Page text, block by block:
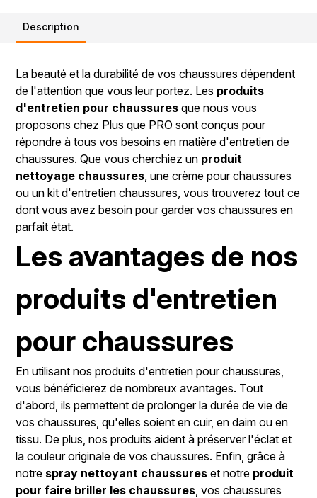
Description
La beauté et la durabilité de vos chaussures dépendent
de l'attention que vous leur portez. Les produits
d'entretien pour chaussures que nous vous
proposons chez Plus que PRO sont conçus pour
répondre à tous vos besoins en matière d'entretien de
chaussures. Que vous cherchiez un produit
nettoyage chaussures , une crème pour chaussures
ou un kit d'entretien chaussures, vous trouverez tout ce
dont vous avez besoin pour garder vos chaussures en
parfait état.
Les avantages de nos
produits d'entretien
pour chaussures
En utilisant nos produits d'entretien pour chaussures,
vous bénéficierez de nombreux avantages. Tout
d'abord, ils permettent de prolonger la durée de vie de
vos chaussures, qu'elles soient en cuir, en daim ou en
tissu. De plus, nos produits aident à préserver l'éclat et
la couleur originale de vos chaussures. Enfin, grâce à
notre spray nettoyant chaussures et notre produit
pour faire briller les chaussures , vos chaussures